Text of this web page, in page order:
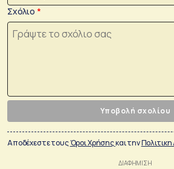
Σχόλιο
Υποβολή σχολίου
Αποδέχεστε τουςΌροι Χρήσηςκαι την